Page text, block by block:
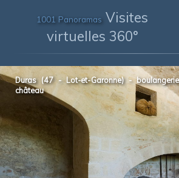
1001 Panoramas Visites
virtuelles 360°
Duras (47 - Lot-et-Garonne) -
château